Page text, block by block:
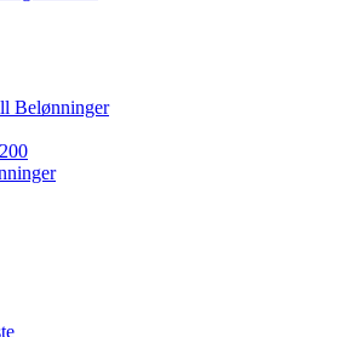
Belønninger